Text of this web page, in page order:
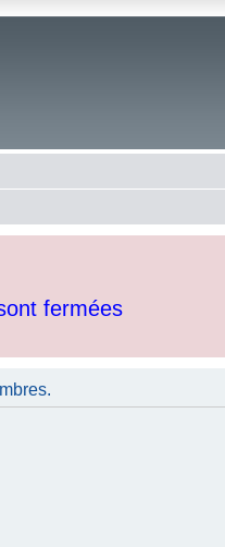
fermées